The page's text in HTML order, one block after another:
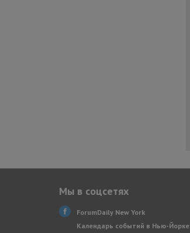
Мы в соцсетях
ForumDaily New York
Календарь событий в Нью-Йорке